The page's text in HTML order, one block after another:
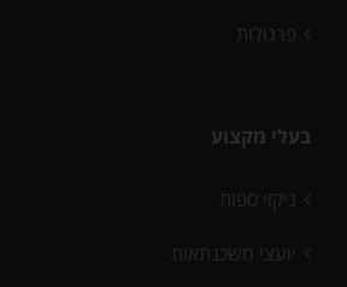
פרגולות
בעלי מקצוע
ניקוי ספות
יועצי משכנתאות